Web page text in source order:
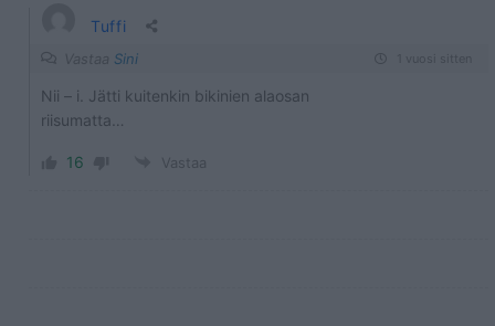
Tuffi
Vastaa Sini
Nii – i. Jätti kuitenkin bikinien alaosan
riisumatta…
16 Vastaa